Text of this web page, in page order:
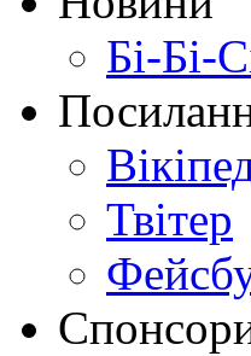
Бі-Бі-
Твітер